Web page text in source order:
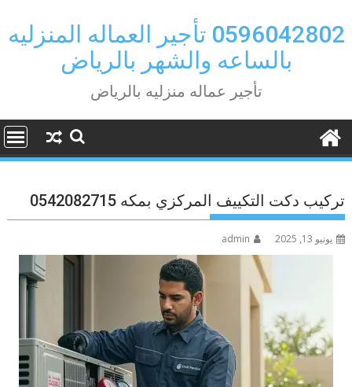
to
content
0596042802 تأجير العماله المنزليه
بالساعه والشهر بالرياض
تأجير عماله منزليه بالرياض
تركيب دكت التكييف المركزي بمكه 0542082715
يونيو 13, 2025 admin